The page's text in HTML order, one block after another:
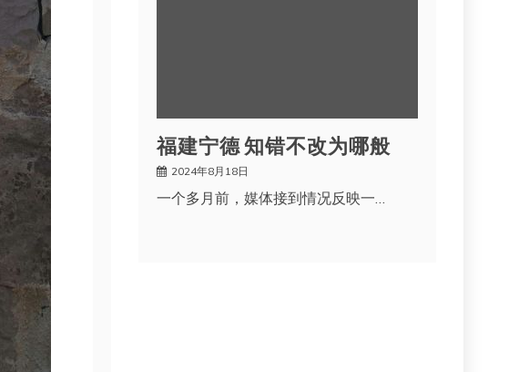
福建宁德 知错不改为哪般
2024年8月18日
一个多月前，媒体接到情况反映一…